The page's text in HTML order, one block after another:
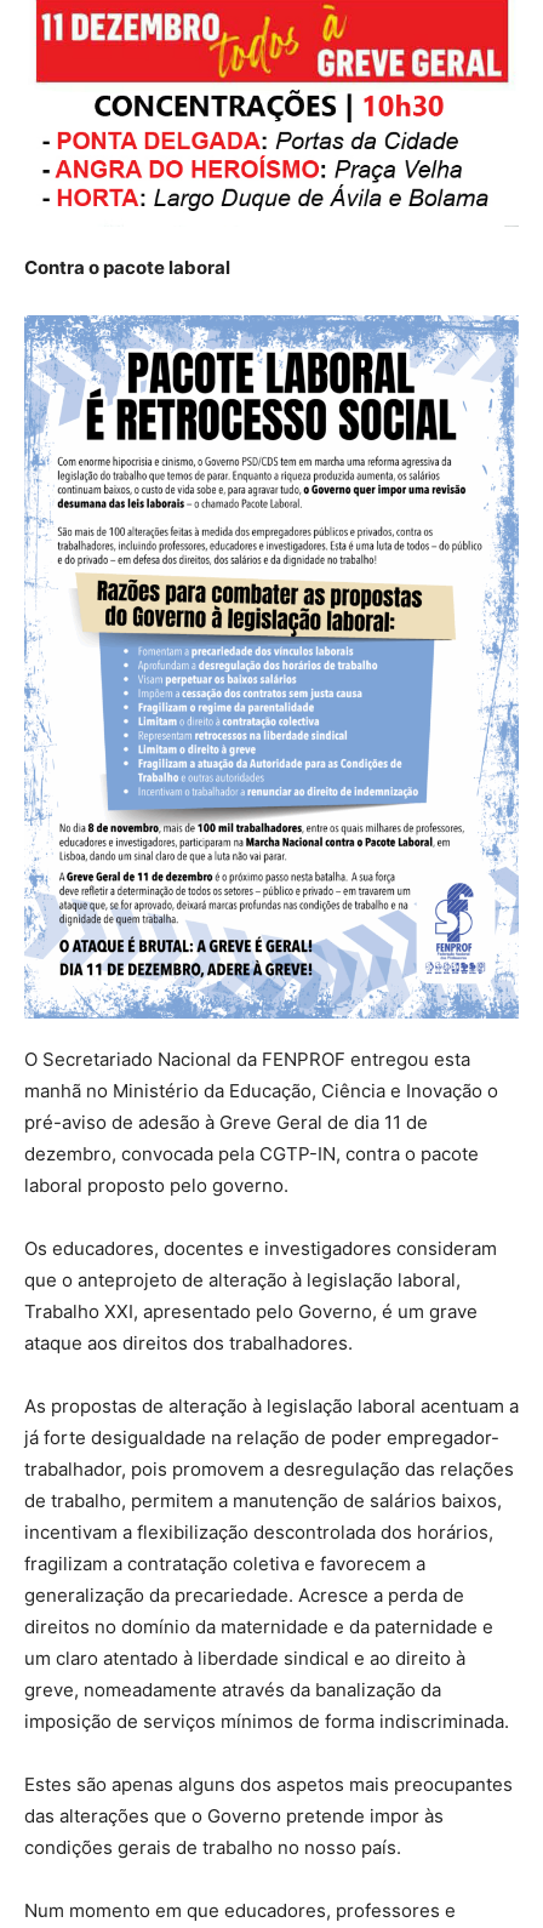
Contra o pacote laboral
O Secretariado Nacional da FENPROF entregou esta
manhã no Ministério da Educação, Ciência e Inovação o
pré-aviso de adesão à Greve Geral de dia 11 de
dezembro, convocada pela CGTP-IN, contra o pacote
laboral proposto pelo governo.
Os educadores, docentes e investigadores consideram
que o anteprojeto de alteração à legislação laboral,
Trabalho XXI, apresentado pelo Governo, é um grave
ataque aos direitos dos trabalhadores.
As propostas de alteração à legislação laboral acentuam a
já forte desigualdade na relação de poder empregador-
trabalhador, pois promovem a desregulação das relações
de trabalho, permitem a manutenção de salários baixos,
incentivam a flexibilização descontrolada dos horários,
fragilizam a contratação coletiva e favorecem a
generalização da precariedade. Acresce a perda de
direitos no domínio da maternidade e da paternidade e
um claro atentado à liberdade sindical e ao direito à
greve, nomeadamente através da banalização da
imposição de serviços mínimos de forma indiscriminada.
Estes são apenas alguns dos aspetos mais preocupantes
das alterações que o Governo pretende impor às
condições gerais de trabalho no nosso país.
Num momento em que educadores, professores e